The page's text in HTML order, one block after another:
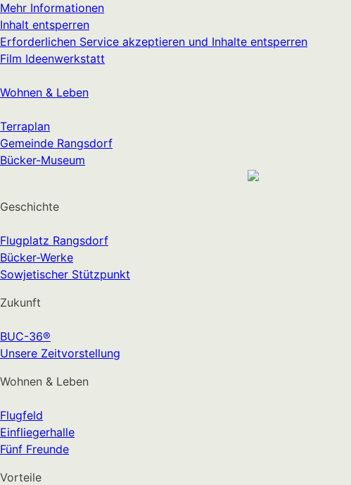
Mehr Informationen
Inhalt entsperren
Erforderlichen Service akzeptieren und Inhalte entsperren
Film Ideenwerkstatt
Wohnen & Leben
Terraplan
Gemeinde Rangsdorf
Bücker-Museum
Geschichte
Flugplatz Rangsdorf
Bücker-Werke
Sowjetischer Stützpunkt
Zukunft
BUC-36®
Unsere Zeitvorstellung
Wohnen & Leben
Flugfeld
Einfliegerhalle
Fünf Freunde
Vorteile